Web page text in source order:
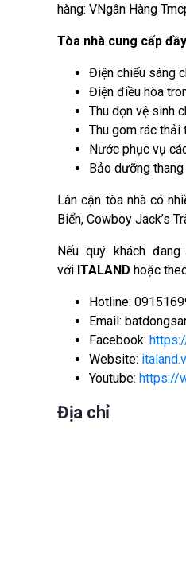
hàng: VNgân Hàng
Tòa nhà cung cấp
Điện chiếu sáng
Điện điều hòa
Thu dọn vệ sinh
Thu gom rác
Nước phục vụ
Bảo dưỡng
Lân cận tòa nhà có
Biển, Cowboy Jack’s
Nếu quý khách
với ITALAND hoặc
Hotline:
Email:
Facebook:
Website:
Youtube: https://
Địa chỉ